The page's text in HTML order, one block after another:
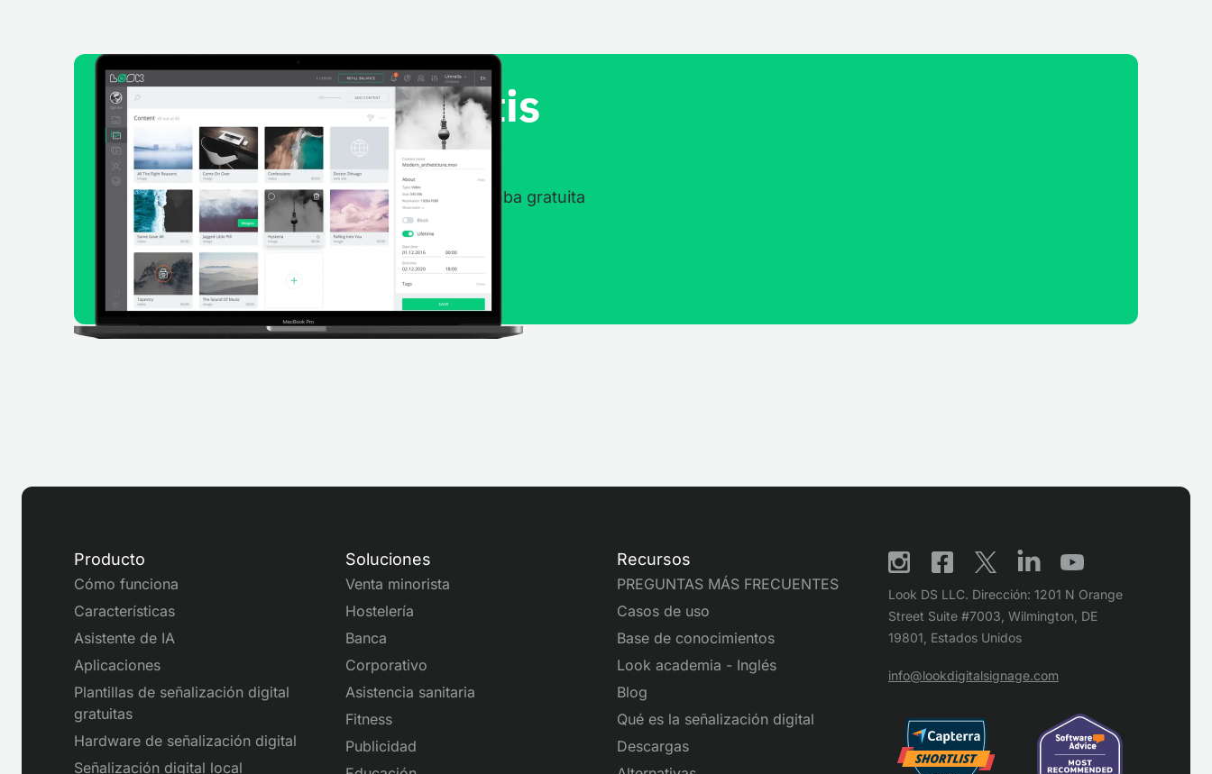
Prueba Look DS gratis
ahora mismo
No se requiere tarjeta de crédito para nuestro Prueba gratuita
de 14 días
EMPEZAR
Producto
Cómo funciona
Características
Asistente de IA
Aplicaciones
Plantillas de señalización digital
gratuitas
Hardware de señalización digital
Señalización digital local
Soluciones
Venta minorista
Hostelería
Banca
Corporativo
Asistencia sanitaria
Fitness
Publicidad
Recursos
PREGUNTAS MÁS FRECUENTES
Casos de uso
Base de conocimientos
Look academia - Inglés
Blog
Qué es la señalización digital
Descargas
Look DS LLC. Dirección: 1201 N Orange
Street Suite #7003, Wilmington, DE
19801, Estados Unidos
info@lookdigitalsignage.com